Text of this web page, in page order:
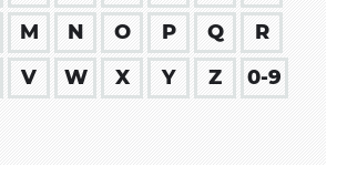
M N O P Q
R
V W X Y Z
0-9